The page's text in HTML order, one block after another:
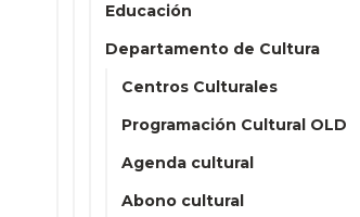
Educación
Departamento de Cultura
Centros Culturales
Programación Cultural OLD
Agenda cultural
Abono cultural